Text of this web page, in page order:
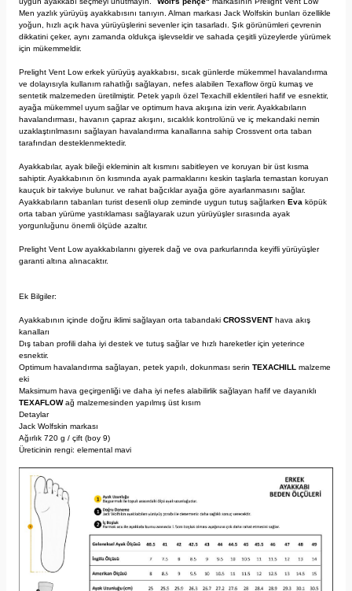
Men yazlık yürüyüş ayakkabısını tanıyın. Alman markası Jack Wolfskin bunları özellikle
yoğun, hızlı açık hava yürüyüşlerini sevenler için tasarladı. Şık görünümleri çevrenin
dikkatini çeker, aynı zamanda oldukça işlevseldir ve sahada çeşitli yüzeylerde yürümek
için mükemmeldir.
Prelight Vent Low erkek yürüyüş ayakkabısı, sıcak günlerde mükemmel havalandırma
ve dolayısıyla kullanım rahatlığı sağlayan, nefes alabilen Texaflow örgü kumaş ve
sentetik malzemeden üretilmiştir. Petek yapılı özel Texachill eklentileri hafif ve esnektir,
ayağa mükemmel uyum sağlar ve optimum hava akışına izin verir. Ayakkabıların
havalandırması, havanın çapraz akışını, sıcaklık kontrolünü ve iç mekandaki nemin
uzaklaştırılmasını sağlayan havalandırma kanallarına sahip Crossvent orta taban
tarafından desteklenmektedir.
Ayakkabılar, ayak bileği ekleminin alt kısmını sabitleyen ve koruyan bir üst kısma
sahiptir. Ayakkabının ön kısmında ayak parmaklarını keskin taşlarla temastan koruyan
kauçuk bir takviye bulunur. ve rahat bağcıklar ayağa göre ayarlanmasını sağlar.
Ayakkabıların tabanları turist desenli olup zeminde uygun tutuş sağlarken Eva köpük
orta taban yürüme yastıklaması sağlayarak uzun yürüyüşler sırasında ayak
yorgunluğunu önemli ölçüde azaltır.
Prelight Vent Low ayakkabılarını giyerek dağ ve ova parkurlarında keyifli yürüyüşler
garanti altına alınacaktır.
Ek Bilgiler:
Ayakkabının içinde doğru iklimi sağlayan orta tabandaki CROSSVENT hava akış
kanalları
Dış taban profili daha iyi destek ve tutuş sağlar ve hızlı hareketler için yeterince
esnektir.
Optimum havalandırma sağlayan, petek yapılı, dokunması serin TEXACHILL malzeme
eki
Maksimum hava geçirgenliği ve daha iyi nefes alabilirlik sağlayan hafif ve dayanıklı
TEXAFLOWağ malzemesinden yapılmış üst kısım
Detaylar
Jack Wolfskin markası
Ağırlık 720 g / çift (boy 9)
Üreticinin rengi: elemental mavi